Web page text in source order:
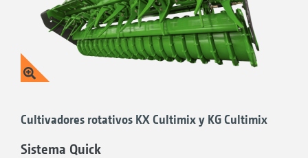
Cultivadores rotativos KX Cultimix y KG Cultimix
Sistema Quick